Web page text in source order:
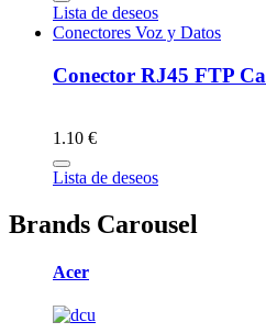
Lista de deseos
Conectores Voz y Datos
Conector RJ45 FTP
1.10 €
Lista de deseos
Brands Carousel
Acer